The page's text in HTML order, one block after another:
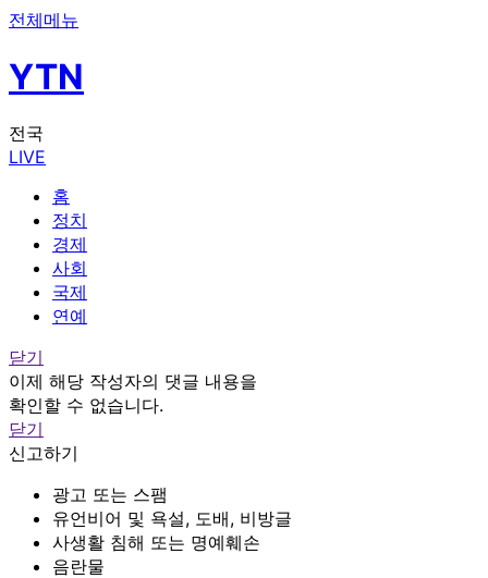
전체메뉴
YTN
전국
LIVE
홈
정치
경제
사회
국제
연예
닫기
이제 해당 작성자의 댓글 내용을
확인할 수 없습니다.
닫기
신고하기
광고 또는 스팸
유언비어 및 욕설, 도배, 비방글
사생활 침해 또는 명예훼손
음란물